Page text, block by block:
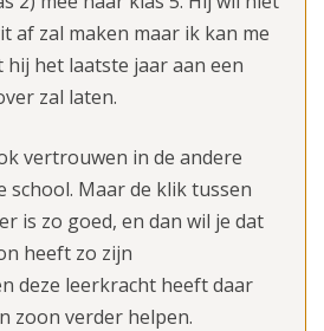
af zal maken maar ik kan me
het laatste jaar aan een
zal laten.
vertrouwen in de andere
school. Maar de klik tussen
is zo goed, en dan wil je dat
heeft zo zijn
deze leerkracht heeft daar
zoon verder helpen.